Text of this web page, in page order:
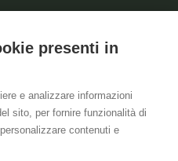
presenti in
e analizzare informazioni
sito, per fornire funzionalità di
contenuti e